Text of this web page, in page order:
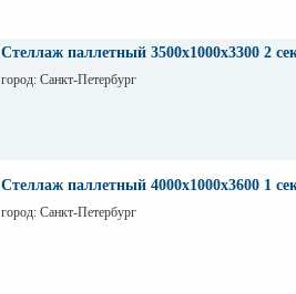
Стеллаж паллетный 3500х1000х3300 2
город: Санкт-Петербург
Стеллаж паллетный 4000х1000х3600 1
город: Санкт-Петербург